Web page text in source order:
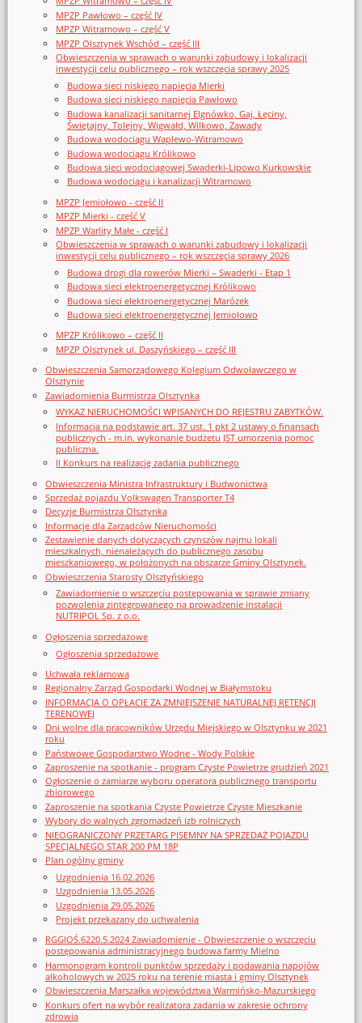
MPZP Pawłowo – część IV
MPZP Witramowo – część V
MPZP Olsztynek Wschód – część III
Obwieszczenia w sprawach o warunki zabudowy i lokalizacji
inwestycji celu publicznego – rok wszczęcia sprawy 2025
Budowa sieci niskiego napięcia Mierki
Budowa sieci niskiego napięcia Pawłowo
Budowa kanalizacji sanitarnej Elgnówko, Gaj, Łęciny,
Świętajny, Tolejny, Wigwałd, Wilkowo, Zawady
Budowa wodociągu Waplewo-Witramowo
Budowa wodociągu Królikowo
Budowa sieci wodociągowej Swaderki-Lipowo Kurkowskie
Budowa wodociągu i kanalizacji Witramowo
MPZP Jemiołowo - część II
MPZP Mierki - część V
MPZP Warlity Małe - część I
Obwieszczenia w sprawach o warunki zabudowy i lokalizacji
inwestycji celu publicznego – rok wszczęcia sprawy 2026
Budowa drogi dla rowerów Mierki – Swaderki - Etap 1
Budowa sieci elektroenergetycznej Królikowo
Budowa sieci elektroenergetycznej Marózek
Budowa sieci elektroenergetycznej Jemiołowo
MPZP Królikowo – część II
MPZP Olsztynek ul. Daszyńskiego – część III
Obwieszczenia Samorządowego Kolegium Odwoławczego w
Olsztynie
Zawiadomienia Burmistrza Olsztynka
WYKAZ NIERUCHOMOŚCI WPISANYCH DO REJESTRU ZABYTKÓW.
Informacja na podstawie art. 37 ust. 1 pkt 2 ustawy o finansach
publicznych - m.in. wykonanie budżetu JST umorzenia pomoc
publiczna.
II Konkurs na realizację zadania publicznego
Obwieszczenia Ministra Infrastruktury i Budwonictwa
Sprzedaż pojazdu Volkswagen Transporter T4
Decyzje Burmistrza Olsztynka
Informacje dla Zarządców Nieruchomości
Zestawienie danych dotyczących czynszów najmu lokali
mieszkalnych, nienależących do publicznego zasobu
mieszkaniowego, w położonych na obszarze Gminy Olsztynek.
Obwieszczenia Starosty Olsztyńskiego
Zawiadomienie o wszczęciu postępowania w sprawie zmiany
pozwolenia zintegrowanego na prowadzenie instalacji
NUTRIPOL Sp. z o.o.
Ogłoszenia sprzedażowe
Ogłoszenia sprzedażowe
Uchwała reklamowa
Regionalny Zarząd Gospodarki Wodnej w Białymstoku
INFORMACJA O OPŁACIE ZA ZMNIEJSZENIE NATURALNEJ RETENCJI
TERENOWEJ
Dni wolne dla pracowników Urzędu Miejskiego w Olsztynku w 2021
roku
Państwowe Gospodarstwo Wodne - Wody Polskie
Zaproszenie na spotkanie - program Czyste Powietrze grudzień 2021
Ogłoszenie o zamiarze wyboru operatora publicznego transportu
zbiorowego
Zaproszenie na spotkania Czyste Powietrze Czyste Mieszkanie
Wybory do walnych zgromadzeń izb rolniczych
NIEOGRANICZONY PRZETARG PISEMNY NA SPRZEDAŻ POJAZDU
SPECJALNEGO STAR 200 PM 18P
Plan ogólny gminy
Uzgodnienia 16.02.2026
Uzgodnienia 13.05.2026
Uzgodnienia 29.05.2026
Projekt przekazany do uchwalenia
RGGIOŚ.6220.5.2024 Zawiadomienie - Obwieszczenie o wszczęciu
postępowania administracyjnego budowa farmy Mielno
Harmonogram kontroli punktów sprzedaży i podawania napojów
alkoholowych w 2025 roku na terenie miasta i gminy Olsztynek
Obwieszczenia Marszałka województwa Warmińsko-Mazurskiego
Konkurs ofert na wybór realizatora zadania w zakresie ochrony
zdrowia